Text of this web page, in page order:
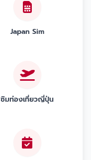
Japan Sim
ซิมท่องเที่ยวญี่ปุ่น